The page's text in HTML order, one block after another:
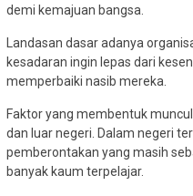
demi kemajuan bangsa.
Landasan dasar adanya
kesadaran ingin lepas dari
memperbaiki nasib mereka.
Faktor yang membentuk
dan luar negeri. Dalam negeri
pemberontakan yang masih
banyak kaum terpelajar.